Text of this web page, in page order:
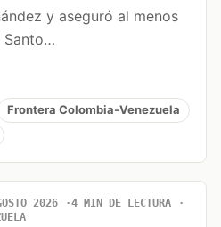
y aseguró al menos
Santo…
Frontera Colombia-Venezuela
2026
4 MIN DE LECTURA